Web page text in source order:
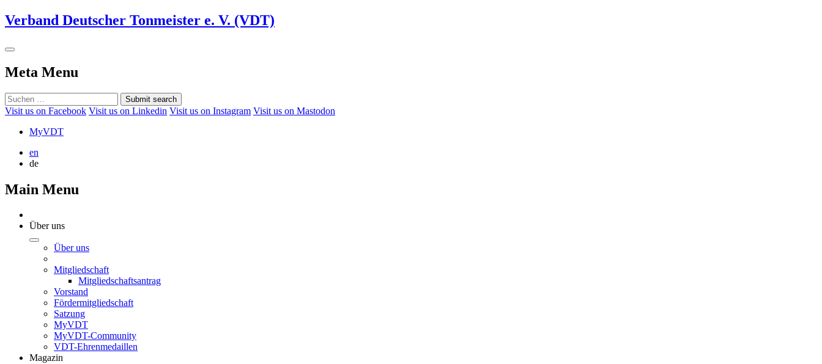
Verband Deutscher Tonmeister e. V. (VDT)
Meta Menu
Submit search
Visit us on Facebook Visit us on Linkedin Visit us on Instagram Visit us on Mastodon
MyVDT
en
de
Main Menu
Über uns
Über uns
Mitgliedschaft
Mitgliedschaftsantrag
Vorstand
Fördermitgliedschaft
Satzung
MyVDT
MyVDT-Community
VDT-Ehrenmedaillen
Magazin